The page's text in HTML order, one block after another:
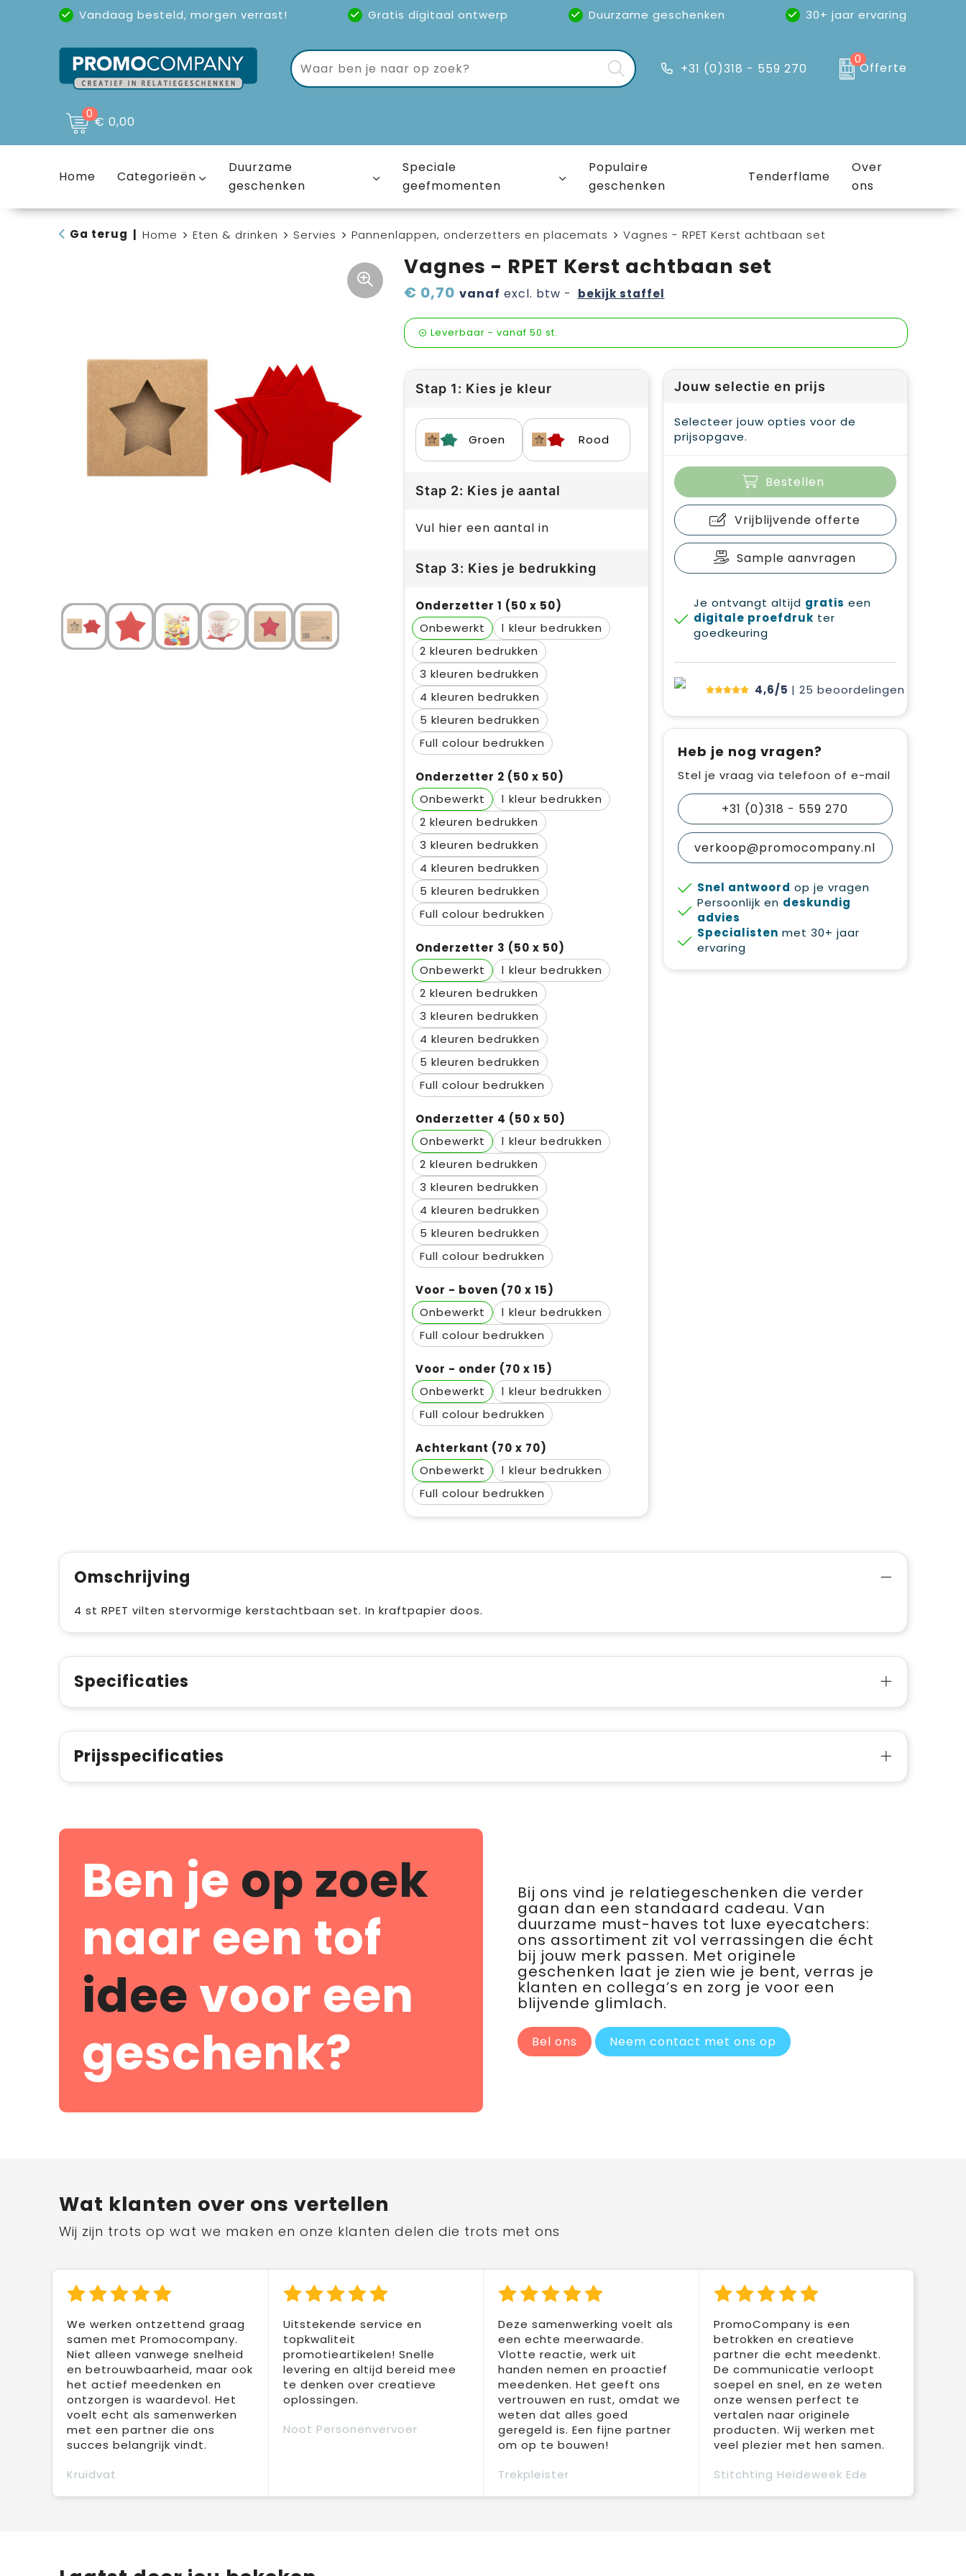
Vandaag besteld, morgen verrast! Gratis digitaal ontwerp Duurzame geschenken
30+ jaar ervaring
Uitstekende reviews(4,6/5)
+31 (0)318 - 559 270
0
Offerte
0€ 0,00
Home Categorieën
Duurzame
geschenken
Speciale
geefmomenten
Populaire
geschenken
Tenderflame
Over
ons
Ga terug Home Eten & drinken Servies Pannenlappen, onderzetters en placemats Vagnes - RPET Kerst achtbaan set
Vagnes - RPET Kerst achtbaan set
€ 0,70 vanaf excl. btw - bekijk staffel
Leverbaar - vanaf 50 st.
Stap 1: Kies je kleur
Groen Rood
Stap 2: Kies je aantal
Vul hier een aantal in
Stap 3: Kies je bedrukking
Onderzetter 1 (50 x 50)
Onbewerkt
1
2
3
4
5
Full colour
Onderzetter 2 (50 x 50)
Onbewerkt
1
2
3
4
5
Full colour
Onderzetter 3 (50 x 50)
Onbewerkt
1
2
3
4
5
Full colour
Onderzetter 4 (50 x 50)
Onbewerkt
1
2
3
4
5
Full colour
Voor - boven (70 x 15)
Onbewerkt
1
Full colour
Voor - onder (70 x 15)
Onbewerkt
1
Full colour
Achterkant (70 x 70)
Onbewerkt
1
Full colour
Jouw selectie en prijs
Selecteer jouw opties voor de
prijsopgave.
Bestellen
Vrijblijvende offerte
Sample aanvragen
Je ontvangt altijd gratis een
digitale proefdruk ter
goedkeuring
4,6/5 | 25 beoordelingen
Heb je nog vragen?
Stel je vraag via telefoon of e-mail
+31 (0)318 - 559 270
verkoop@promocompany.nl
Snel antwoord op je vragen
Persoonlijk en deskundig
advies
Specialisten met 30+ jaar
ervaring
Omschrijving
4 st RPET vilten stervormige kerstachtbaan set. In kraftpapier doos.
Specificaties
Prijsspecificaties
Ben je op zoek
naar een tof
ideevoor een
geschenk?
Bij ons vind je relatiegeschenken die verder
gaan dan een standaard cadeau. Van
duurzame must-haves tot luxe eyecatchers:
ons assortiment zit vol verrassingen die écht
bij jouw merk passen. Met originele
geschenken laat je zien wie je bent, verras je
klanten en collega’s en zorg je voor een
blijvende glimlach.
Bel ons Neem contact met ons op
Wat klanten over ons vertellen
Wij zijn trots op wat we maken en onze klanten delen die trots met ons
We werken ontzettend graag
samen met Promocompany.
Niet alleen vanwege snelheid
en betrouwbaarheid, maar ook
het actief meedenken en
ontzorgen is waardevol. Het
voelt echt als samenwerken
met een partner die ons
succes belangrijk vindt.
Kruidvat
Uitstekende service en
topkwaliteit
promotieartikelen! Snelle
levering en altijd bereid mee
te denken over creatieve
oplossingen.
Noot Personenvervoer
Deze samenwerking voelt als
een echte meerwaarde.
Vlotte reactie, werk uit
handen nemen en proactief
meedenken. Het geeft ons
vertrouwen en rust, omdat we
weten dat alles goed
geregeld is. Een fijne partner
om op te bouwen!
Trekpleister
PromoCompany is een
betrokken en creatieve
partner die echt meedenkt.
De communicatie verloopt
soepel en snel, en ze weten
onze wensen perfect te
vertalen naar originele
producten. Wij werken met
veel plezier met hen samen.
Stitchting Heideweek Ede